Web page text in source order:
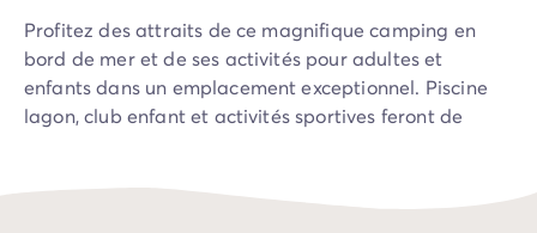
Camping Indre-et-Loire
Camping Chenonceau
Camping Champagne-Ardenne
Camping Ardennes
Camping Corse-du-Sud
Profitez des attraits de ce magnifique camping en
bord de mer et de ses activités pour adultes et
enfants dans un emplacement exceptionnel. Piscine
lagon, club enfant et activités sportives feront de
alentours. Faites ainsi connaissance avec les plus